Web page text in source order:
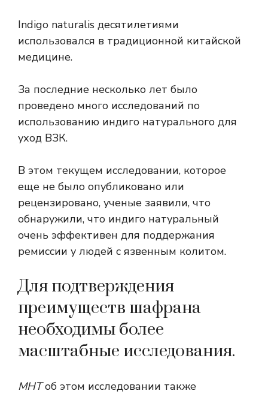
Indigo naturalis десятилетиями
использовался в традиционной китайской
медицине.
За последние несколько лет было
проведено много исследований по
использованию индиго натурального для
уход ВЗК.
В этом текущем исследовании, которое
еще не было опубликовано или
рецензировано, ученые заявили, что
обнаружили, что индиго натуральный
очень эффективен для поддержания
ремиссии у людей с язвенным колитом.
Для подтверждения
преимуществ шафрана
необходимы более
масштабные исследования.
МНТоб этом исследовании также